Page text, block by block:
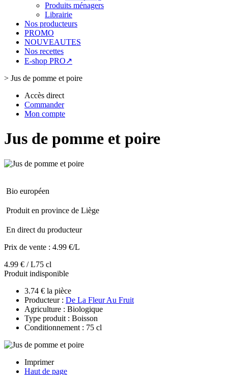
Produits ménagers
Librairie
Nos producteurs
PROMO
NOUVEAUTES
Nos recettes
E-shop PRO↗
> Jus de pomme et poire
Accès direct
Commander
Mon compte
Jus de pomme et poire
Bio européen
Produit en province de Liège
En direct du producteur
Prix de vente : 4.99 €/L
4.99 € / L75 cl
Produit indisponible
3.74 € la pièce
Producteur : De La Fleur Au Fruit
Agriculture : Biologique
Type produit : Boisson
Conditionnement : 75 cl
Imprimer
Haut de page